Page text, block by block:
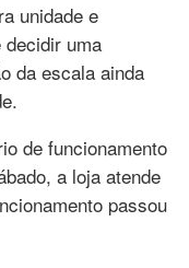
unidade e
uma
da escala ainda
de funcionamento
a loja atende
passou